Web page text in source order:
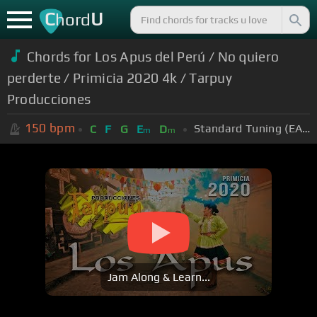
ChordU
Chords for Los Apus del Perú / No quiero
perderte / Primicia 2020 4k / Tarpuy
Producciones
150 bpm C F G Em Dm Standard Tuning (EADGBE)
Jam Along & Learn...